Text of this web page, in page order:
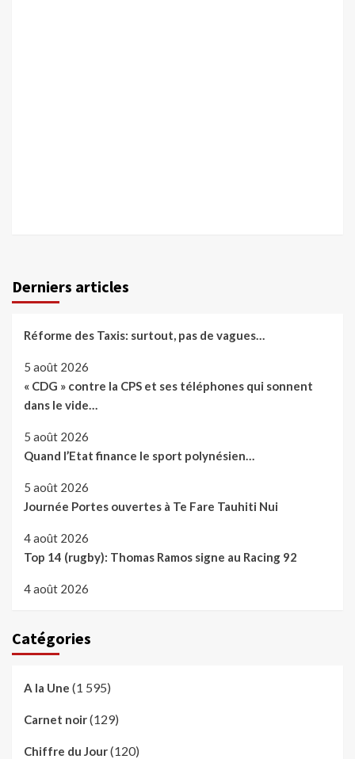
Derniers articles
Réforme des Taxis: surtout, pas de vagues…
5 août 2026
« CDG » contre la CPS et ses téléphones qui sonnent
dans le vide…
5 août 2026
Quand l’Etat finance le sport polynésien…
5 août 2026
Journée Portes ouvertes à Te Fare Tauhiti Nui
4 août 2026
Top 14 (rugby): Thomas Ramos signe au Racing 92
4 août 2026
Catégories
A la Une (1 595)
Carnet noir(129)
Chiffre du Jour(120)